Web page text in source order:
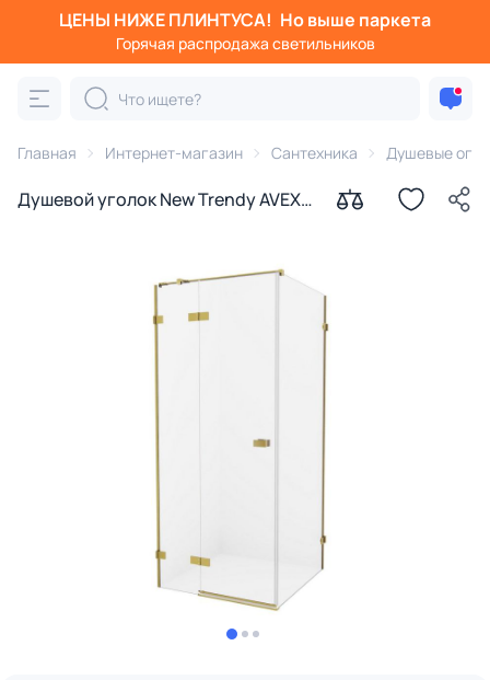
ЦЕНЫ НИЖЕ ПЛИНТУСА! Но выше паркета
Горячая распродажа светильников
Главная Интернет-магазин Сантехника Душевые
Душевой уголок New Trendy AVEXA